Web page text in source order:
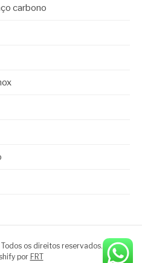
carbono
os direitos reservados.
por FRT